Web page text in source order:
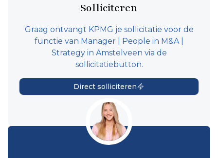
Solliciteren
Graag ontvangt KPMG je sollicitatie voor de
functie van Manager | People in M&A |
Strategy in Amstelveen via de
sollicitatiebutton.
Direct solliciteren